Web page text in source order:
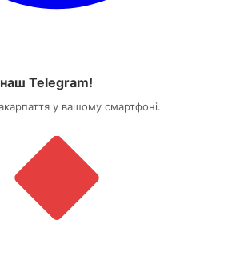
Telegram!
у вашому смартфоні.